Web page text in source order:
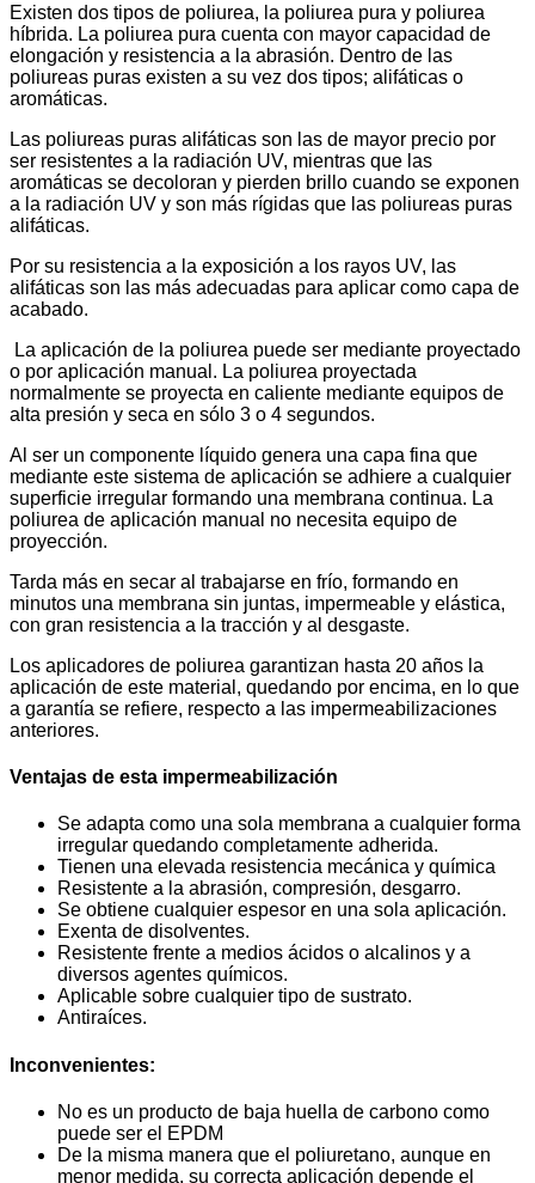
Existen dos tipos de poliurea, la poliurea pura y poliurea
híbrida. La poliurea pura cuenta con mayor capacidad de
elongación y resistencia a la abrasión. Dentro de las
poliureas puras existen a su vez dos tipos; alifáticas o
aromáticas.
Las poliureas puras alifáticas son las de mayor precio por
ser resistentes a la radiación UV, mientras que las
aromáticas se decoloran y pierden brillo cuando se exponen
a la radiación UV y son más rígidas que las poliureas puras
alifáticas.
Por su resistencia a la exposición a los rayos UV, las
alifáticas son las más adecuadas para aplicar como capa de
acabado.
La aplicación de la poliurea puede ser mediante proyectado
o por aplicación manual. La poliurea proyectada
normalmente se proyecta en caliente mediante equipos de
alta presión y seca en sólo 3 o 4 segundos.
Al ser un componente líquido genera una capa fina que
mediante este sistema de aplicación se adhiere a cualquier
superficie irregular formando una membrana continua. La
poliurea de aplicación manual no necesita equipo de
proyección.
Tarda más en secar al trabajarse en frío, formando en
minutos una membrana sin juntas, impermeable y elástica,
con gran resistencia a la tracción y al desgaste.
Los aplicadores de poliurea garantizan hasta 20 años la
aplicación de este material, quedando por encima, en lo que
a garantía se refiere, respecto a las impermeabilizaciones
anteriores.
Ventajas de esta impermeabilización
Se adapta como una sola membrana a cualquier forma
irregular quedando completamente adherida.
Tienen una elevada resistencia mecánica y química
Resistente a la abrasión, compresión, desgarro.
Se obtiene cualquier espesor en una sola aplicación.
Exenta de disolventes.
Resistente frente a medios ácidos o alcalinos y a
diversos agentes químicos.
Aplicable sobre cualquier tipo de sustrato.
Antiraíces.
Inconvenientes:
No es un producto de baja huella de carbono como
puede ser el EPDM
De la misma manera que el poliuretano, aunque en
menor medida, su correcta aplicación depende el